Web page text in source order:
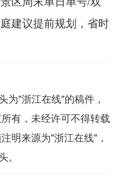
建议提前规划，省时
为"浙江在线"的稿件，
有，未经许可不得转载
明来源为"浙江在线"，